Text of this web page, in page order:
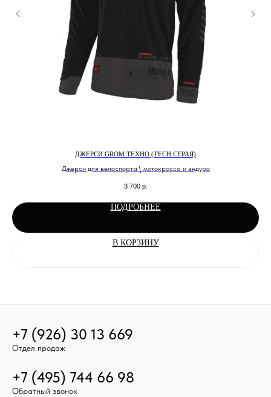
ДЖЕРСИ GROM ТЕХНО (TECH СЕРАЯ)
Джерси для велоспорта \ мотокросса и эндуро
3 700 р.
ПОДРОБНЕЕ
В КОРЗИНУ
+7 (495) 744 66 98
+7 (926) 30 13 669
Отдел продаж
Обратный звонок